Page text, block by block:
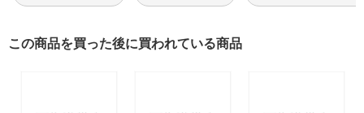
この商品を買った後に買われている商品